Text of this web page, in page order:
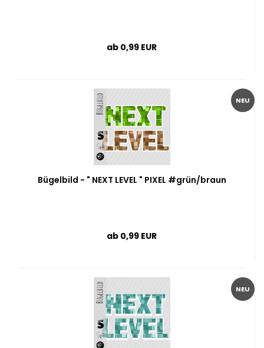
ab 0,99 EUR
NEU
Bügelbild - " NEXT LEVEL " PIXEL #grün/braun
ab 0,99 EUR
NEU